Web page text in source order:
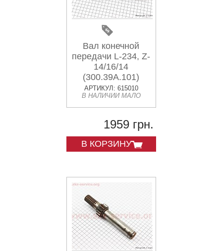
Вал конечной
передачи L-234, Z-
14/16/14
(300.39A.101)
АРТИКУЛ: 615010
В НАЛИЧИИ МАЛО
1959 грн.
В КОРЗИНУ